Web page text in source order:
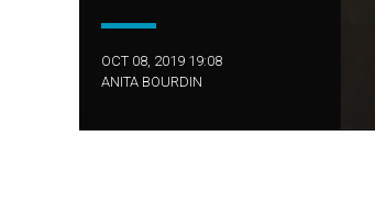
OCT 08, 2019 19:08
ANITA BOURDIN